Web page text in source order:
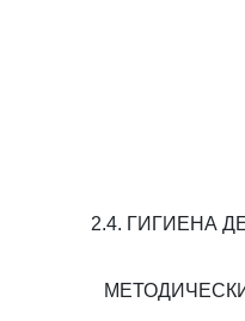
2.4. ГИГИЕНА